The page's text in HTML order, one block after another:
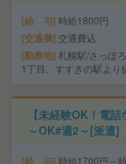
給 与 時給1800円
交通費 交通費込
勤務地 札幌駅/さっぽ
1丁目、すすきの駅より
【未経験OK！電
～OK#週2～[派遣]
給 与 時給1700円